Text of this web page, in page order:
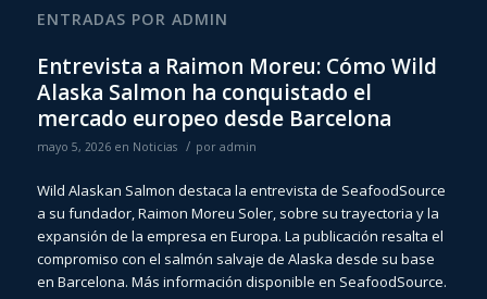
ENTRADAS POR ADMIN
Entrevista a Raimon Moreu: Cómo Wild
Alaska Salmon ha conquistado el
mercado europeo desde Barcelona
mayo 5, 2026 en Noticias / por admin
Wild Alaskan Salmon destaca la entrevista de SeafoodSource
a su fundador, Raimon Moreu Soler, sobre su trayectoria y la
expansión de la empresa en Europa. La publicación resalta el
compromiso con el salmón salvaje de Alaska desde su base
en Barcelona. Más información disponible en SeafoodSource.